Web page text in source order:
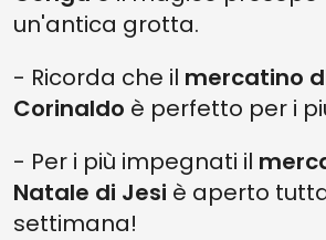
un'antica grotta.
- Ricorda che il mercatino
Corinaldo è perfetto per i
- Per i più impegnati il
Natale di Jesi è aperto
settimana!